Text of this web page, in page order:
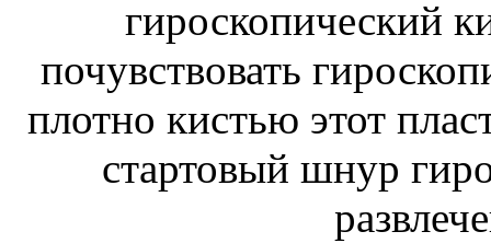
гироскопический
почувствовать
плотно кистью этот
стартовый шнур